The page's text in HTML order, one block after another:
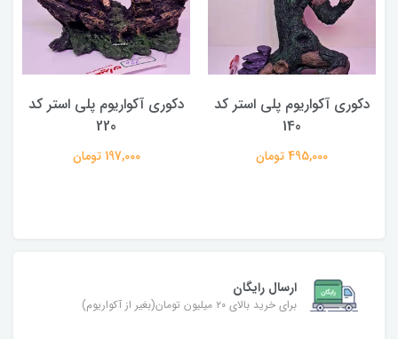
دکوری آکواریوم پلی استر کد
140
495,000 تومان
دکوری آکواریوم پلی استر کد
220
197,000 تومان
ارسال رایگان
برای خرید بالای ۲۰ میلیون تومان(بغیر از آکواریوم)